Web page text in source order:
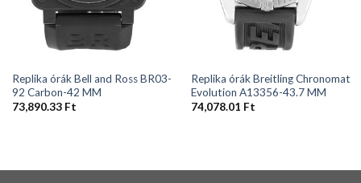
Replika órák Bell and Ross BR03-
92 Carbon-42 MM
73,890.33 Ft
Replika órák Breitling Chronomat
Evolution A13356-43.7 MM
74,078.01 Ft